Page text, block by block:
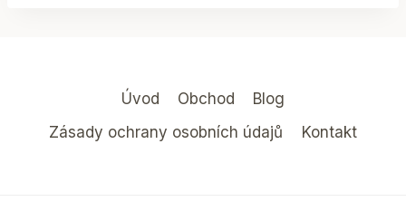
Úvod Obchod
Blog
Zásady ochrany osobních údajů
Kontakt